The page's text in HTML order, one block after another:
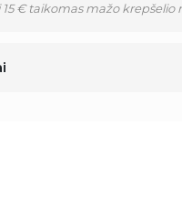
€ taikomas mažo krepšelio